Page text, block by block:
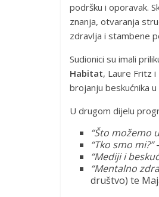
podršku i oporavak.
znanja, otvaranja
zdravlja i stambene
Sudionici su imali
Habitat, Laure Fritz
brojanju beskućnika u
U drugom dijelu
“Što možemo
“Tko smo mi?”
“Mediji i
“Mentalno
društvo) te